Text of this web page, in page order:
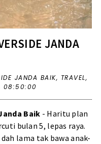
JANDA
JANDA BAIK, TRAVEL,
08:50:00
Baik - Haritu plan
bulan 5, lepas raya.
lama tak bawa anak-